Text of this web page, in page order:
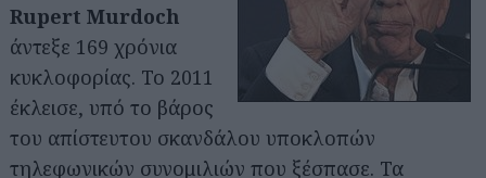
Rupert Murdoch
άντεξε 169 χρόνια
κυκλοφορίας. Το 2011
έκλεισε, υπό το βάρος
του απίστευτου σκανδάλου υποκλοπών
τηλεφωνικών συνομιλιών που ξέσπασε. Τα